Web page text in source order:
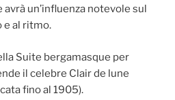
un’influenza notevole sul
e al ritmo.
Suite bergamasque per
il celebre Clair de lune
fino al 1905).